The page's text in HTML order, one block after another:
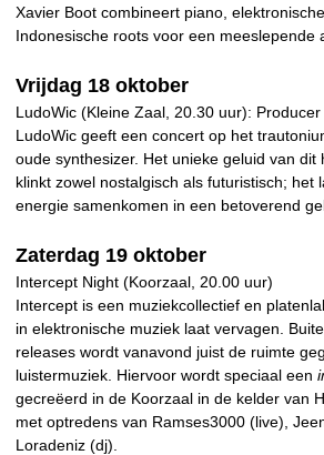
Xavier Boot combineert piano,
Indonesische roots voor een meeslepende
Vrijdag 18 oktober
LudoWic (Kleine Zaal, 20.30 uur):
LudoWic geeft een concert op het
oude synthesizer. Het unieke geluid van dit
klinkt zowel nostalgisch als futuristisch; het
energie samenkomen in een betoverend
Zaterdag 19 oktober
Intercept Night (Koorzaal, 20.00 uur)
Intercept is een muziekcollectief en
in elektronische muziek laat vervagen.
releases wordt vanavond juist de ruimte
luistermuziek. Hiervoor wordt speciaal een
gecreëerd in de Koorzaal in de kelder van
met optredens van Ramses3000 (live),
Loradeniz (dj).